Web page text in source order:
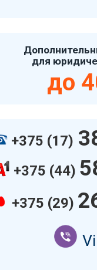
для
до
+375 (17)
+375 (44)
+375 (29)